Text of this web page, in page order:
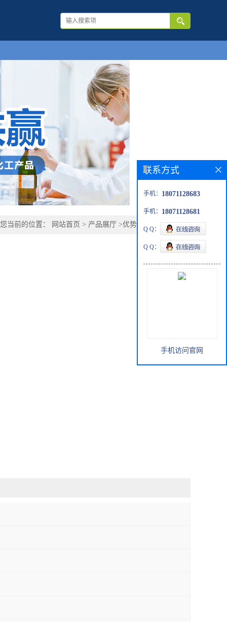
您当前的位置： 网站首页 > 产品展厅 >优势品种 正十五胺
联系方式
手机： 18071128683
手机： 18071128681
Q Q：
Q Q：
手机访问官网